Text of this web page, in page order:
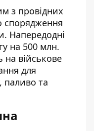
з провідних
спорядження
Напередодні
на 500 млн.
на військове
для
паливо та